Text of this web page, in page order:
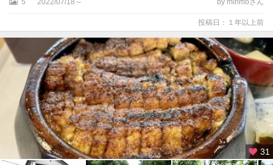
投稿日：１年以上前
31